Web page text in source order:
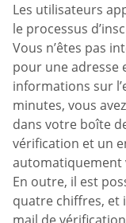
Les utilisateurs
le processus
Vous n’êtes pas
pour une adresse
informations sur
minutes, vous
dans votre boîte
vérification et un
automatiquement
En outre, il est
quatre chiffres, et